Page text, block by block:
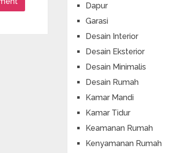
Dapur
Garasi
Desain Interior
Desain Eksterior
Desain Minimalis
Desain Rumah
Kamar Mandi
Kamar Tidur
Keamanan Rumah
Kenyamanan Rumah